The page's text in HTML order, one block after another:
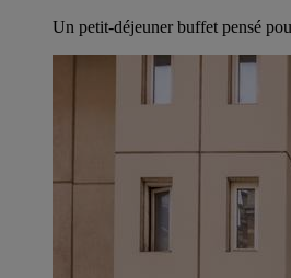
Un petit-déjeuner buffet pensé